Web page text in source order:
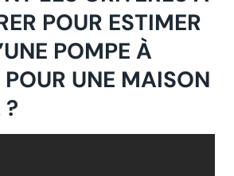
POUR ESTIMER
POMPE À
UNE MAISON
?